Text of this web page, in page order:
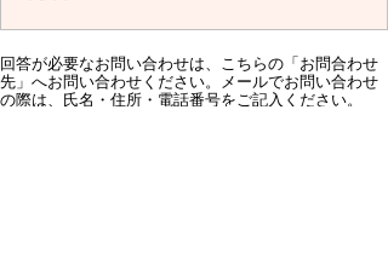
回答が必要なお問い合わせは、こちらの「お問合わせ
先」へお問い合わせください。メールでお問い合わせ
の際は、氏名・住所・電話番号をご記入ください。